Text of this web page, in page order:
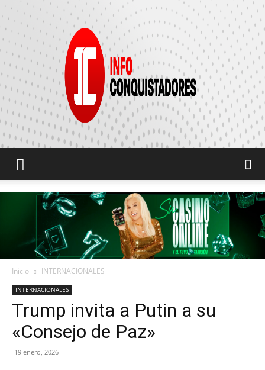
CONQUISTADORES
Inicio INTERNACIONALES
INTERNACIONALES
Trump invita a Putin a su
«Consejo de Paz»
19 enero, 2026